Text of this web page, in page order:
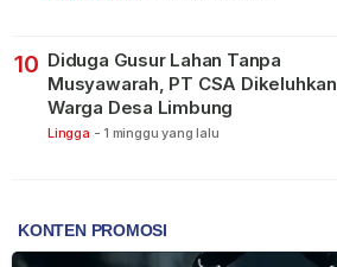
10 Diduga Gusur Lahan Tanpa
Musyawarah, PT CSA Dikeluhkan
Warga Desa Limbung
Lingga - 1 minggu yang lalu